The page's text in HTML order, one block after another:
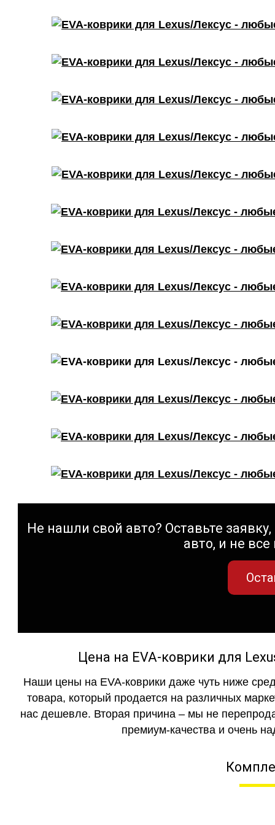
Не нашли свой авто? Оставьте
авто, и не все
Цена на EVA-коврики для
Наши цены на EVA-коврики даже чуть ниже
товара, который продается на различных
нас дешевле. Вторая причина – мы не
премиум-качества и очень